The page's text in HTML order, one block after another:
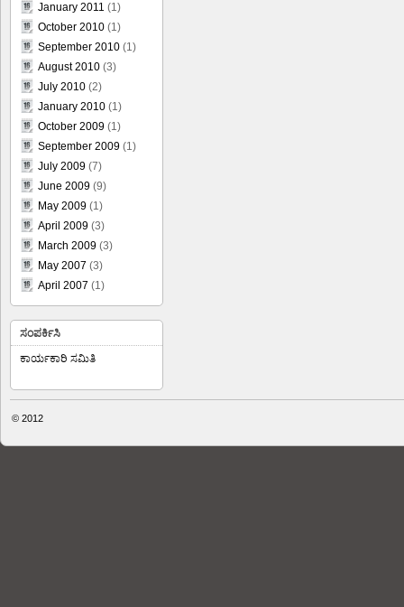
January 2011 (1)
October 2010 (1)
September 2010 (1)
August 2010 (3)
July 2010 (2)
January 2010 (1)
October 2009 (1)
September 2009 (1)
July 2009 (7)
June 2009 (9)
May 2009 (1)
April 2009 (3)
March 2009 (3)
May 2007 (3)
April 2007 (1)
ಸಂಪರ್ಕಿಸಿ
ಕಾರ್ಯಕಾರಿ ಸಮಿತಿ
© 2012